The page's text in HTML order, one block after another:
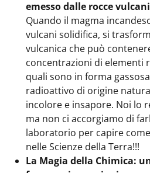
emesso dalle rocce
Quando il magma
vulcani solidifica, si
vulcanica che può
concentrazioni di elementi
quali sono in forma
radioattivo di origine
incolore e insapore. Noi lo
ma non ci accorgiamo di
laboratorio per capire
nelle Scienze della Terra!!!
La Magia della Chimica: